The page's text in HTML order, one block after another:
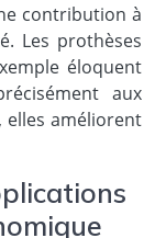
contribution à
Les prothèses
éloquent
aux
elles améliorent